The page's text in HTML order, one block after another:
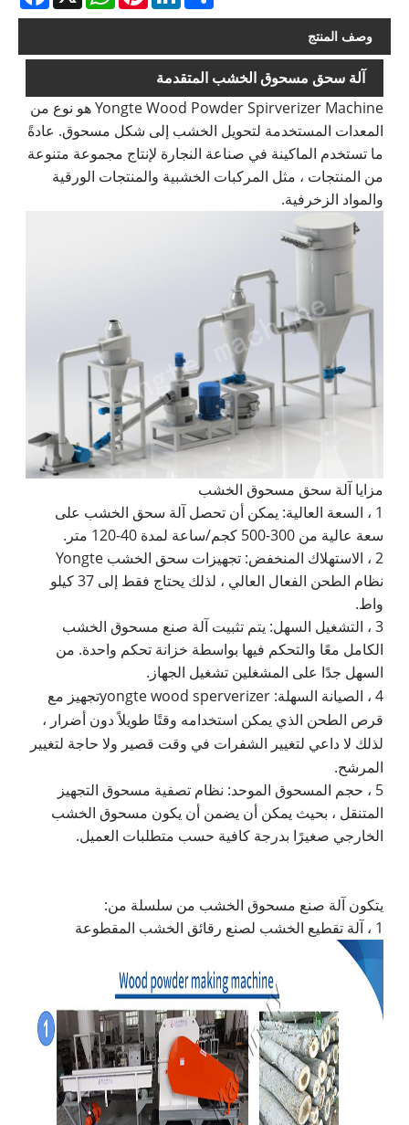
وصف المنتج
آلة سحق مسحوق الخشب المتقدمة
Yongte Wood Powder Spirverizer Machine هو نوع من
المعدات المستخدمة لتحويل الخشب إلى شكل مسحوق. عادةً
ما تستخدم الماكينة في صناعة النجارة لإنتاج مجموعة متنوعة
من المنتجات ، مثل المركبات الخشبية والمنتجات الورقية
والمواد الزخرفية.
مزايا آلة سحق مسحوق الخشب
1 ، السعة العالية: يمكن أن تحصل آلة سحق الخشب على
سعة عالية من 300-500 كجم/ساعة لمدة 40-120 متر.
2 ، الاستهلاك المنخفض: تجهيزات سحق الخشب Yongte
نظام الطحن الفعال العالي ، لذلك يحتاج فقط إلى 37 كيلو
واط.
3 ، التشغيل السهل: يتم تثبيت آلة صنع مسحوق الخشب
الكامل معًا والتحكم فيها بواسطة خزانة تحكم واحدة. من
السهل جدًا على المشغلين تشغيل الجهاز.
4 ، الصيانة السهلة: yongte wood sperverizer
تجهيز مع
قرص الطحن الذي يمكن استخدامه وقتًا طويلاً دون أضرار ،
لذلك لا داعي لتغيير الشفرات في وقت قصير ولا حاجة لتغيير
المرشح.
5 ، حجم المسحوق الموحد: نظام تصفية مسحوق التجهيز
المتنقل ، بحيث يمكن أن يضمن أن يكون مسحوق الخشب
الخارجي صغيرًا بدرجة كافية حسب متطلبات العميل.
يتكون آلة صنع مسحوق الخشب من سلسلة من:
1 ، آلة تقطيع الخشب لصنع رقائق الخشب المقطوعة